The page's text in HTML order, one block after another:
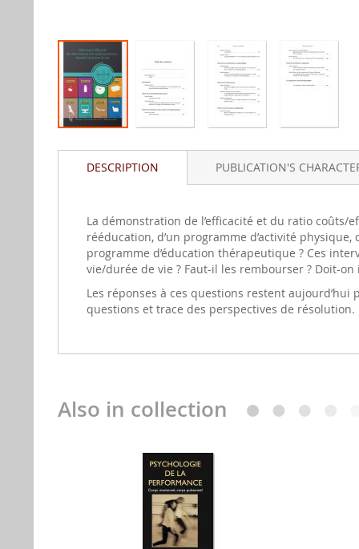
to
images
gallery
DESCRIPTION
La démonstration de l’efficacité et du ratio coûts/
rééducation, d’un programme d’activité physique,
programme d’éducation thérapeutique ? Ces
vie/durée de vie ? Faut-il les rembourser ? Doit-
Les réponses à ces questions restent
questions et trace des perspectives de résolution.
PUBLICATION'S
Also in collection